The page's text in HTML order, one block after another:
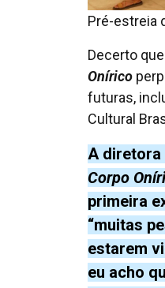
Pré-estreia
Decerto
Onírico
futuras,
Cultural
A diretora
Corpo
primeira
“muitas
estarem
eu acho